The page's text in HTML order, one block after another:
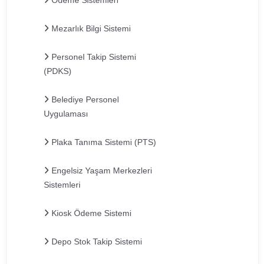
Mezarlık Bilgi Sistemi
Personel Takip Sistemi
(PDKS)
Belediye Personel
Uygulaması
Plaka Tanıma Sistemi (PTS)
Engelsiz Yaşam Merkezleri
Sistemleri
Kiosk Ödeme Sistemi
Depo Stok Takip Sistemi